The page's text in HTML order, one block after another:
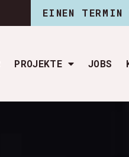
EINEN TERMIN
PROJEKTE JOBS